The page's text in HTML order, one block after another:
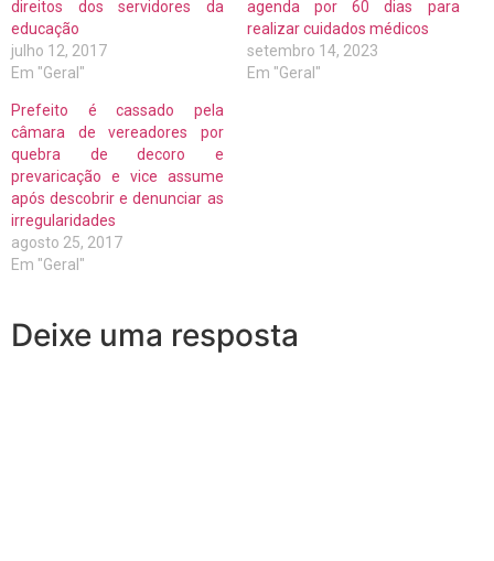
direitos dos servidores da
educação
julho 12, 2017
Em "Geral"
agenda por 60 dias para
realizar cuidados médicos
setembro 14, 2023
Em "Geral"
Prefeito é cassado pela
câmara de vereadores por
quebra de decoro e
prevaricação e vice assume
após descobrir e denunciar as
irregularidades
agosto 25, 2017
Em "Geral"
Deixe uma resposta